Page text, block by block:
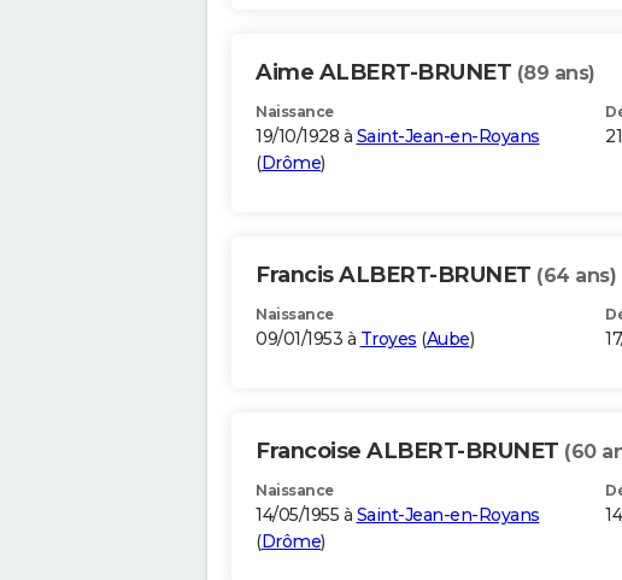
Aime ALBERT-BRUNET (89 ans)
Naissance
19/10/1928 à Saint-Jean-en-Royans
(Drôme)
Francis ALBERT-BRUNET (64 ans)
Naissance
09/01/1953 à Troyes (Aube)
Francoise ALBERT-BRUNET (60
Naissance
14/05/1955 à Saint-Jean-en-Royans
(Drôme)